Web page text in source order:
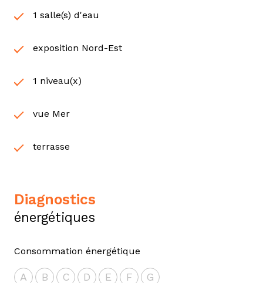
1 salle(s) d'eau
exposition Nord-Est
1 niveau(x)
vue Mer
terrasse
diagnostics
énergétiques
Consommation énergétique
A B C D E F G